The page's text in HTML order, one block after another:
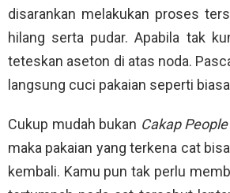
disarankan melakukan proses
hilang serta pudar. Apabila tak
teteskan aseton di atas noda.
langsung cuci pakaian seperti
Cukup mudah bukan Cakap
maka pakaian yang terkena cat
kembali. Kamu pun tak perlu